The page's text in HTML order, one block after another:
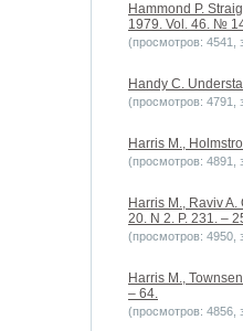
Hammond P.
1979. Vol. 46. №
(просмотров: 4541,
Handy C.
(просмотров: 4791,
Harris M.,
(просмотров: 4891,
Harris M., Raviv
20. N 2. P. 231. –
(просмотров: 4950,
Harris M.,
– 64.
(просмотров: 4856,